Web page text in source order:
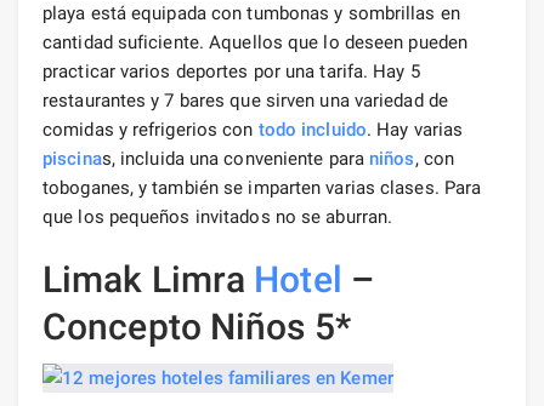
playa está equipada con tumbonas y sombrillas en
cantidad suficiente. Aquellos que lo deseen pueden
practicar varios deportes por una tarifa. Hay 5
restaurantes y 7 bares que sirven una variedad de
comidas y refrigerios con todo incluido. Hay varias
piscinas, incluida una conveniente para niños, con
toboganes, y también se imparten varias clases. Para
que los pequeños invitados no se aburran.
Limak Limra Hotel –
Concepto Niños 5*